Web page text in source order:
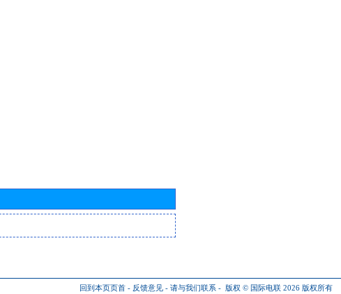
回到本页页首 - 反馈意见 - 请与我们联系 - 版权 © 国际电联 2026 版权所有